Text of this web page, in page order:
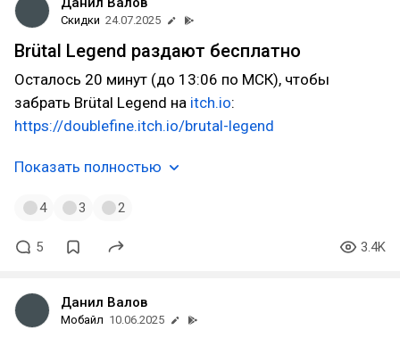
Скидки 24.07.2025
Brütal Legend раздают бесплатно
Осталось 20 минут (до 13:06 по МСК), чтобы
забрать Brütal Legend на itch.io:
https://doublefine.itch.io/brutal-legend
Показать полностью
4 3 2
5 3.4K
Данил Валов
Мобайл 10.06.2025